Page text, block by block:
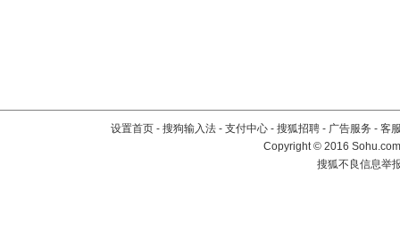
设置首页 - 搜狗输入法 - 支付中心 - 搜狐招聘 - 广告服务 - 客
Copyright©2016
搜狐不良信息举